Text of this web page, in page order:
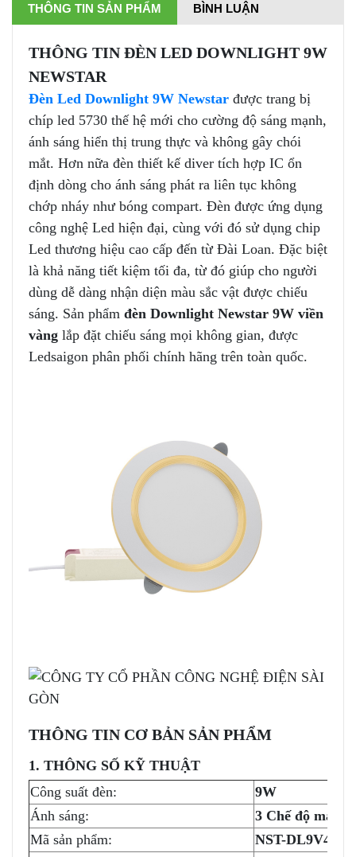
THÔNG TIN SẢN PHẨM BÌNH LUẬN
THÔNG TIN ĐÈN LED DOWNLIGHT 9W
NEWSTAR
Đèn Led Downlight 9W Newstar được trang bị
chíp led 5730 thế hệ mới cho cường độ sáng mạnh,
ánh sáng hiển thị trung thực và không gây chói
mắt. Hơn nữa đèn thiết kế diver tích hợp IC ổn
định dòng cho ánh sáng phát ra liên tục không
chớp nháy như bóng compart. Đèn được ứng dụng
công nghệ Led hiện đại, cùng với đó sử dụng chip
Led thương hiệu cao cấp đến từ Đài Loan. Đặc biệt
là khả năng tiết kiệm tối đa, từ đó giúp cho người
dùng dễ dàng nhận diện màu sắc vật được chiếu
sáng. Sản phẩm đèn Downlight Newstar 9W viền
vàng lắp đặt chiếu sáng mọi không gian, được
Ledsaigon phân phối chính hãng trên toàn quốc.
THÔNG TIN CƠ BẢN SẢN PHẨM
1. THÔNG SỐ KỸ THUẬT
Công suất đèn:
9W
Ánh sáng:
3 Chế độ màu
Mã sản phẩm:
NST-DL9V4